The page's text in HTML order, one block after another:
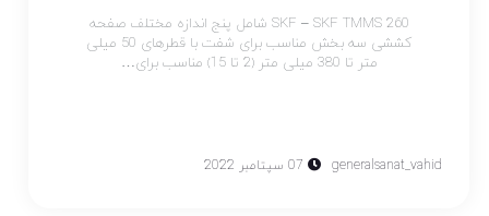
SKF – SKF TMMS 260 شامل پنج اندازه مختلف صفحه
کششی سه بخش مناسب برای شفت با قطرهای 50 میلی
متر تا 380 میلی متر (2 تا 15) مناسب برای…
generalsanat_vahid 07 سپتامبر 2022